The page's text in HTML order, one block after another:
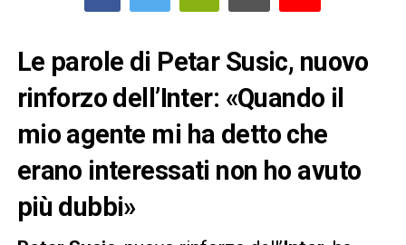
Le parole di Petar Susic, nuovo
rinforzo dell’Inter: «Quando il
mio agente mi ha detto che
erano interessati non ho avuto
più dubbi»